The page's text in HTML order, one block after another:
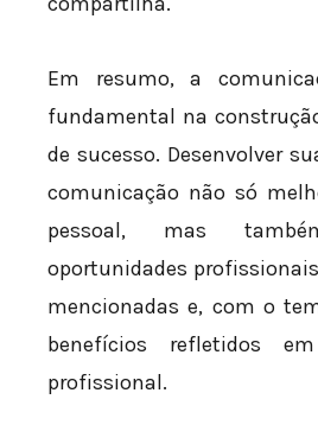
Em resumo, a
fundamental na
de sucesso. Desenvolver
comunicação não só
pessoal, mas
oportunidades
mencionadas e, com o
benefícios refletidos
profissional.